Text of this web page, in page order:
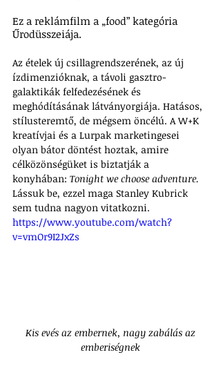
Ez a reklámfilm a „food” kategória
Űrodüsszeiája.
Az ételek új csillagrendszerének, az új
ízdimenzióknak, a távoli gasztro-
galaktikák felfedezésének és
meghódításának látványorgiája. Hatásos,
stílusteremtő, de mégsem öncélú. A W+K
kreatívjai és a Lurpak marketingesei
olyan bátor döntést hoztak, amire
célközönségüket is biztatják a
konyhában: Tonight we choose adventure.
Lássuk be, ezzel maga Stanley Kubrick
sem tudna nagyon vitatkozni.
https://www.youtube.com/watch?
v=vmOr9I2JxZs
emberiségnek